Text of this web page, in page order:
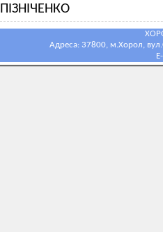
ПІЗНІЧЕНКО
Адреса: 37800, м.Хорол,